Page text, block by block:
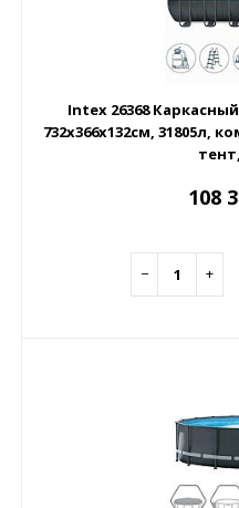
Intex 26368
732х366х132см, 31805л,
108
− +